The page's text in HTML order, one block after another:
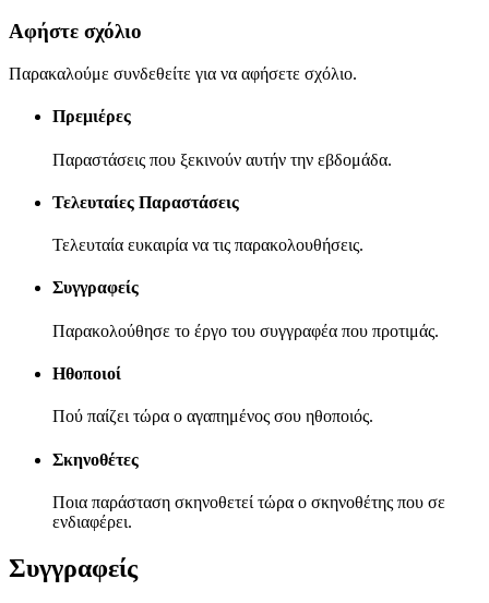
Αφήστε σχόλιο
Παρακαλούμε συνδεθείτε για να αφήσετε σχόλιο.
Πρεμιέρες
Παραστάσεις που ξεκινούν αυτήν την εβδομάδα.
Τελευταίες Παραστάσεις
Τελευταία ευκαιρία να τις παρακολουθήσεις.
Συγγραφείς
Παρακολούθησε το έργο του συγγραφέα που προτιμάς.
Ηθοποιοί
Πού παίζει τώρα ο αγαπημένος σου ηθοποιός.
Σκηνοθέτες
Ποια παράσταση σκηνοθετεί τώρα ο σκηνοθέτης που σε
ενδιαφέρει.
Συγγραφείς